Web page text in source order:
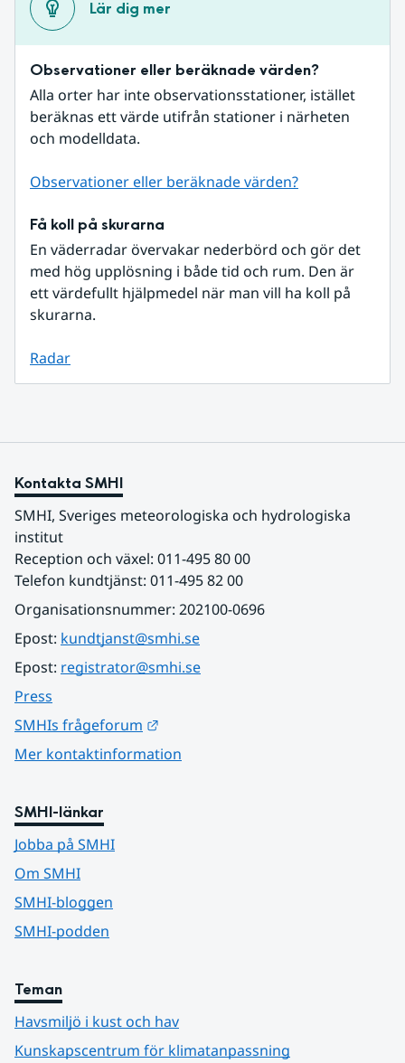
Lär dig mer
Observationer eller beräknade värden?
Alla orter har inte observationsstationer, istället
beräknas ett värde utifrån stationer i närheten
och modelldata.
Observationer eller beräknade värden?
Få koll på skurarna
En väderradar övervakar nederbörd och gör det
med hög upplösning i både tid och rum. Den är
ett värdefullt hjälpmedel när man vill ha koll på
skurarna.
Radar
Kontakta SMHI
SMHI, Sveriges meteorologiska och hydrologiska
institut
Reception och växel: 011-495 80 00
Telefon kundtjänst: 011-495 82 00
Organisationsnummer: 202100-0696
Epost: kundtjanst@smhi.se
Epost: registrator@smhi.se
Press
SMHIs frågeforum
Mer kontaktinformation
SMHI-länkar
Jobba på SMHI
Om SMHI
SMHI-bloggen
SMHI-podden
Teman
Havsmiljö i kust och hav
Kunskapscentrum för klimatanpassning